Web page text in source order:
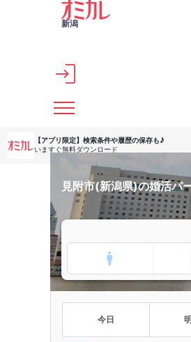
メインコンテンツへスキップ
新潟
【アプリ限定】 検索条件や履歴の保存も♪
いますぐ無料ダウンロード
見附市(新潟県)の婚活パ
今日